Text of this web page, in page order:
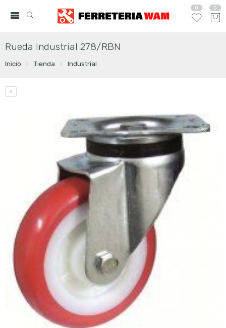
0 0
Rueda Industrial 278/RBN
Inicio Tienda Industrial